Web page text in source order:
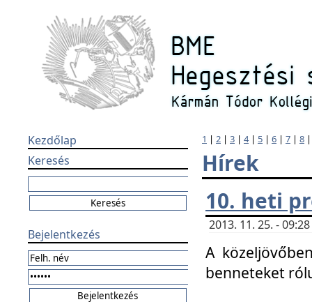
Kezdőlap
Keresés
Bejelentkezés
1 | 2 | 3 | 4| 5 | 6 | 7 | 8
Hírek
10. heti
2013. 11. 25. -
A
benneteket